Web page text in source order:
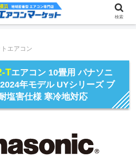
エアコン
Tエアコン 10畳用 パナソニ
年モデル UYシリーズ ブ
塩害仕様 寒冷地対応
検索